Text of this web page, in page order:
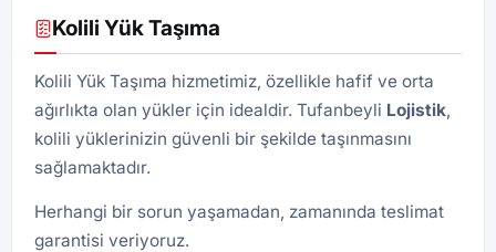
Kolili Yük Taşıma
Kolili Yük Taşıma hizmetimiz, özellikle hafif ve orta
ağırlıkta olan yükler için idealdir. Tufanbeyli Lojistik,
kolili yüklerinizin güvenli bir şekilde taşınmasını
sağlamaktadır.
Herhangi bir sorun yaşamadan, zamanında teslimat
garantisi veriyoruz.